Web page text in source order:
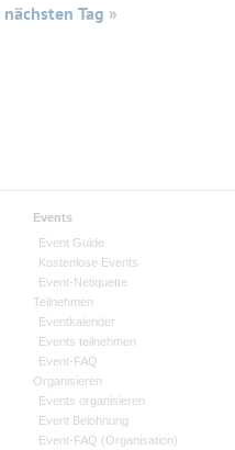
nächsten Tag »
Events
Event Guide
Kostenlose Events
Event-Netiquette
Teilnehmen
Eventkalender
Events teilnehmen
Event-FAQ
Organisieren
Events organisieren
Event Belohnung
Event-FAQ (Organisation)